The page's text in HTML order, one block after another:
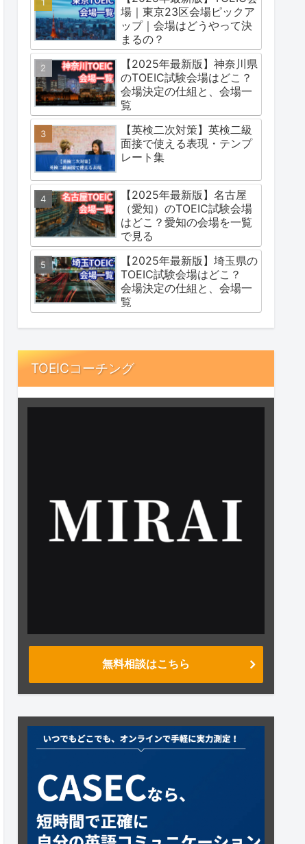
場｜東京23区会場ピックア
ップ｜会場はどうやって決
まるの？
【2025年最新版】神奈川県
のTOEIC試験会場はどこ？
会場決定の仕組と、会場一
覧
【英検二次対策】英検二級
面接で使える表現・テンプ
レート集
【2025年最新版】名古屋
（愛知）のTOEIC試験会場
はどこ？愛知の会場を一覧
で見る
【2025年最新版】埼玉県の
TOEIC試験会場はどこ？
会場決定の仕組と、会場一
覧
TOEICコーチング
無料相談はこちら